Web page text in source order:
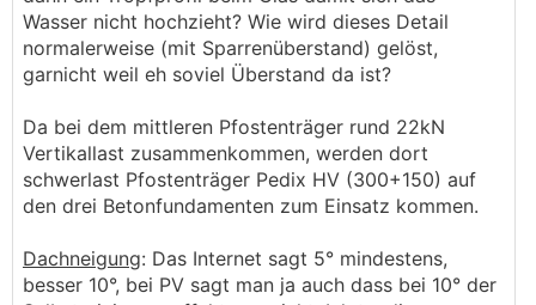
Wasser nicht hochzieht? Wie wird dieses Detail
normalerweise (mit Sparrenüberstand) gelöst,
garnicht weil eh soviel Überstand da ist?
Da bei dem mittleren Pfostenträger rund 22kN
Vertikallast zusammenkommen, werden dort
schwerlast Pfostenträger Pedix HV (300+150) auf
den drei Betonfundamenten zum Einsatz kommen.
Dachneigung: Das Internet sagt 5° mindestens,
besser 10°, bei PV sagt man ja auch dass bei 10° der